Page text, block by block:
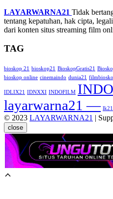
LAYARWARNA21 Tidak
tentang kepatuhan, hak cipta,
dari konten situs streaming film
TAG
bioskop 21 bioskop21 BioskopGratis21
bioskop online cinemaindo dunia21
IDLIX21 IDNXXI INDOFILM
layarwarna21 — lk21
© 2023 LAYARWARNA21 |
close